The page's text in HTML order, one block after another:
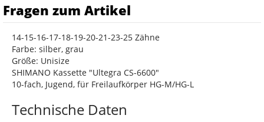
Fragen zum Artikel
14-15-16-17-18-19-20-21-23-25 Zähne
Farbe: silber, grau
Größe: Unisize
SHIMANO Kassette "Ultegra CS-6600"
10-fach, Jugend, für Freilaufkörper HG-M/HG-L
Technische Daten